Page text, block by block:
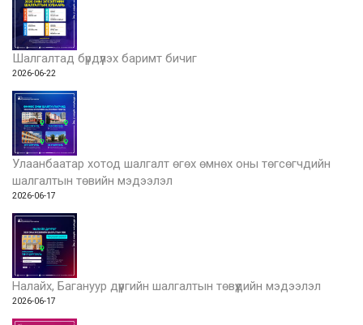
Шалгалтад бүрдүүлэх баримт бичиг
2026-06-22
Улаанбаатар хотод шалгалт өгөх өмнөх оны төгсөгчдийн
шалгалтын төвийн мэдээлэл
2026-06-17
Налайх, Багануур дүүргийн шалгалтын төвүүдийн мэдээлэл
2026-06-17